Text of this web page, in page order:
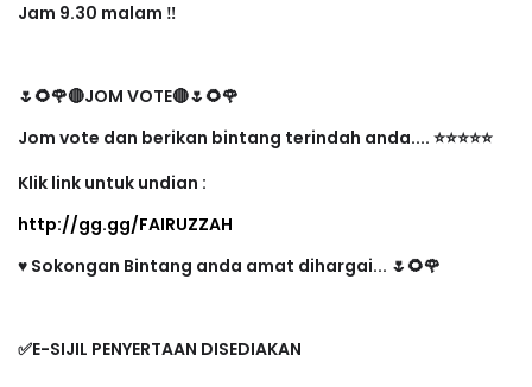
Jam 9.30 malam ‼️
🌷🌻🌹🔴JOM VOTE🔴🌷🌻🌹
Jom vote dan berikan bintang terindah anda.... ⭐️⭐️⭐️⭐️⭐️
Klik link untuk undian :
http://gg.gg/FAIRUZZAH
♥️ Sokongan Bintang anda amat dihargai... 🌷🌻🌹
✅E-SIJIL PENYERTAAN DISEDIAKAN